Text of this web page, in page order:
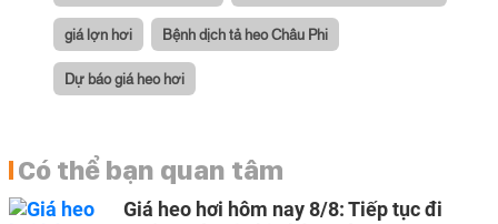
giá lợn hơi Bệnh dịch tả heo Châu Phi
Dự báo giá heo hơi
Có thể bạn quan tâm
Giá heo hơi hôm nay 8/8: Tiếp tục đi